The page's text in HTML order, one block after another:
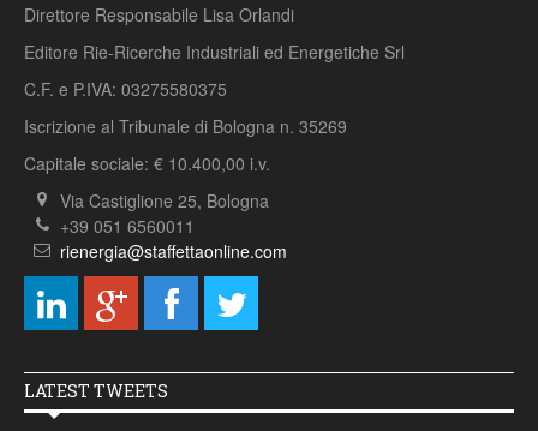
Direttore Responsabile Lisa Orlandi
Editore Rie-Ricerche Industriali ed Energetiche Srl
C.F. e P.IVA: 03275580375
Iscrizione al Tribunale di Bologna n. 35269
Capitale sociale: € 10.400,00 i.v.
Via Castiglione 25, Bologna
+39 051 6560011
rienergia@staffettaonline.com
LATEST TWEETS